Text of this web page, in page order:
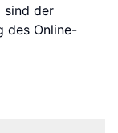
sind der
des Online-